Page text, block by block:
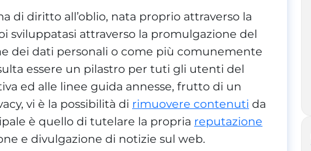
di diritto all’oblio, nata proprio attraverso la
sviluppatasi attraverso la promulgazione del
dei dati personali o come più comunemente
essere un pilastro per tuti gli utenti del
ed alle linee guida annesse, frutto di un
vi è la possibilità di rimuovere contenuti da
è quello di tutelare la propria reputazione
e divulgazione di notizie sul web.